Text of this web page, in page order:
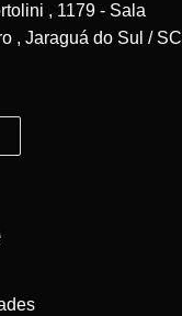
, 1179 - Sala
, Jaraguá do Sul / SC